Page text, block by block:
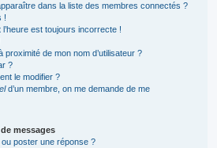
dans la liste des membres connectés ?
!
est toujours incorrecte !
de mon nom d’utilisateur ?
?
le modifier ?
d’un membre, on me demande de me
messages
poster une réponse ?